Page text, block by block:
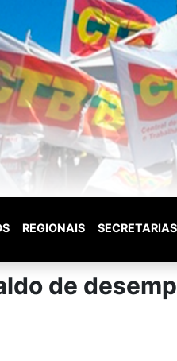
REGIONAIS SECRETARIAS
de